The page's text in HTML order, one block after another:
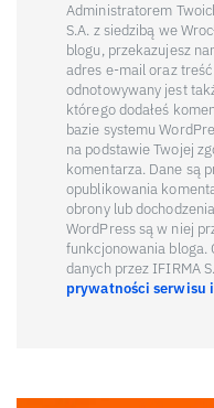
Administratorem
S.A. z siedzibą we
blogu, przekazujesz
adres e-mail oraz
odnotowywany jest
którego dodałeś
bazie systemu
na podstawie Twojej
komentarza. Dane są
opublikowania
obrony lub
WordPress są w niej
funkcjonowania bloga.
danych przez IFIRMA
prywatności serwisu